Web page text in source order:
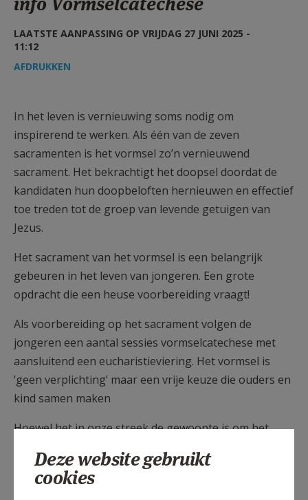
AANMELDEN OF REGISTREREN
LAATSTE AANPASSING OP VRIJDAG 27 JUNI 2025 -
11:12
AFDRUKKEN
In het leven is vernieuwing soms nodig om
inspirerend te werken. Als één van de zeven
sacramenten is het vormsel zo’n vernieuwend
sacrament. Het bekrachtigt het doopsel doordat de
kandidaten hun doopbeloften hernieuwen en effectief
toe treden tot de groep van levende getuigen van
Jezus.
Het sacrament van het vormsel is een belangrijk
gebeuren in het leven van jongeren. Een grote
opdracht die een heuse voorbereiding vraagt!
Als voorbereiding op het sacrament volgen de
jongeren een aantal sessies vormselcatechese met
aansluitend een eucharistieviering. Het vormsel is
‘geen verplichting’ maar een vrije keuze die ouders en
kind samen maken
Hoewel het in onze streek de gewoonte is om het
vormsel eigenlijk niet gekoppeld aan een bepaalde
leeftijd. Ook als volwassene kan je het vormsel
Deze website gebruikt
cookies